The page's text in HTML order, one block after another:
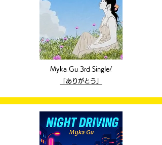
Myka Gu 3rd Single​/
「ありがとう」